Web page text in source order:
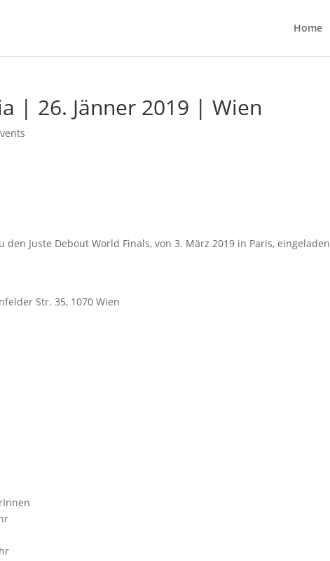
Home
| 26. Jänner 2019 | Wien
Juste Debout World Finals, von 3. März 2019 in Paris, eingeladen
Str. 35, 1070 Wien